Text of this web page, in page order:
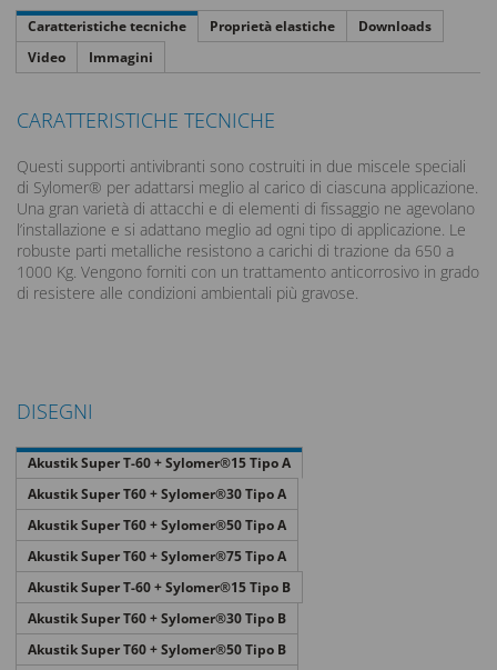
Caratteristiche tecniche Proprietà elastiche
Downloads
Video
Immagini
CARATTERISTICHE TECNICHE
Questi supporti antivibranti sono costruiti in due miscele speciali
di Sylomer® per adattarsi meglio al carico di ciascuna applicazione.
Una gran varietà di attacchi e di elementi di fissaggio ne agevolano
l’installazione e si adattano meglio ad ogni tipo di applicazione. Le
robuste parti metalliche resistono a carichi di trazione da 650 a
1000 Kg. Vengono forniti con un trattamento anticorrosivo in grado
di resistere alle condizioni ambientali più gravose.
DISEGNI
Akustik Super T-60 + Sylomer®15 Tipo A
Akustik Super T60 + Sylomer®30 Tipo A
Akustik Super T60 + Sylomer®50 Tipo A
Akustik Super T60 + Sylomer®75 Tipo A
Akustik Super T-60 + Sylomer®15 Tipo B
Akustik Super T60 + Sylomer®30 Tipo B
Akustik Super T60 + Sylomer®50 Tipo B